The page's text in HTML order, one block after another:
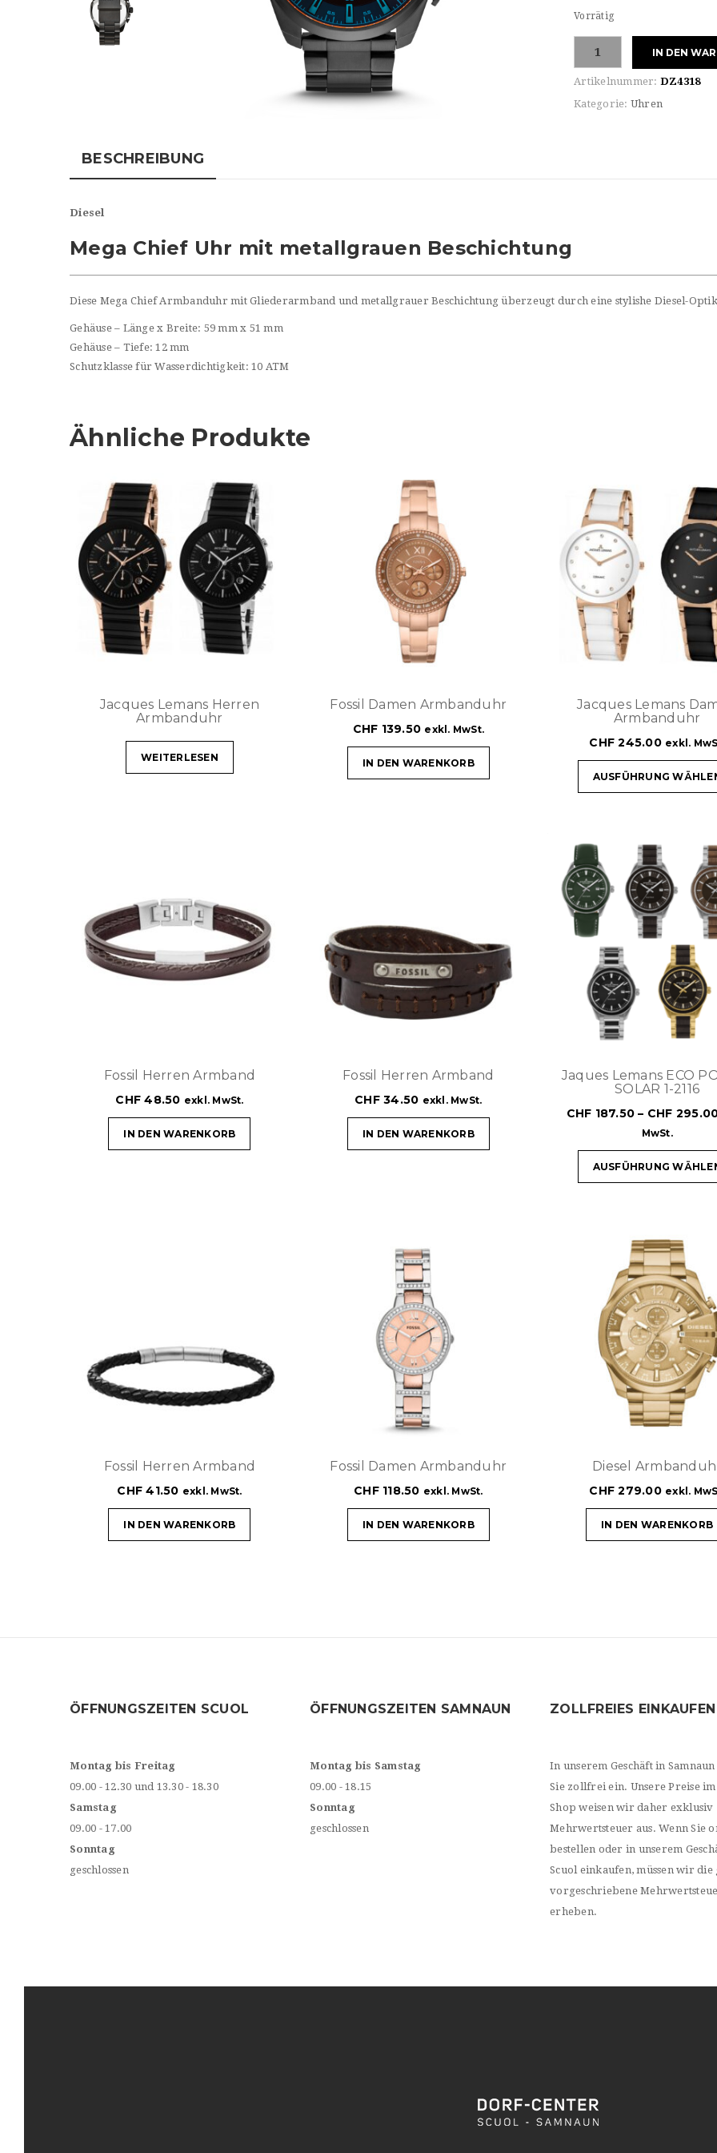
Vorrätig
Menge
IN DEN
Artikelnummer: DZ4318
Kategorie: Uhren
BESCHREIBUNG
Diesel
Mega Chief Uhr mit metallgrauen Beschichtung
Diese Mega Chief Armbanduhr mit Gliederarmband und metallgrauer Beschichtung überzeugt durch eine stylishe Diesel-
Gehäuse – Länge x Breite: 59 mm x 51 mm
Gehäuse – Tiefe: 12 mm
Schutzklasse für Wasserdichtigkeit: 10 ATM
Ähnliche Produkte
Jacques Lemans Herren
Armbanduhr
WEITERLESEN
Fossil Damen Armbanduhr
CHF 139.50 exkl. MwSt.
IN DEN WARENKORB
Jacques Lemans
Armbanduhr
CHF 245.00 exkl.
AUSFÜHRUNG
Fossil Herren Armband
CHF 48.50 exkl. MwSt.
IN DEN WARENKORB
Fossil Herren Armband
CHF34.50 exkl. MwSt.
IN DEN WARENKORB
Jaques Lemans ECO
SOLAR 1-2116
CHF 187.50 – CHF
MwSt.
AUSFÜHRUNG
Fossil Herren Armband
CHF 41.50 exkl. MwSt.
IN DEN WARENKORB
Fossil Damen Armbanduhr
CHF118.50 exkl. MwSt.
IN DEN WARENKORB
Diesel
CHF 279.00 exkl.
IN DEN WARENKORB
ÖFFNUNGSZEITEN SCUOL
Montag bis Freitag
09.00 - 12.30 und 13.30 - 18.30
Samstag
09.00 - 17.00
Sonntag
geschlossen
ÖFFNUNGSZEITEN SAMNAUN
Montag bis Samstag
09.00 - 18.15
Sonntag
geschlossen
ZOLLFREIES EINKAUFEN
In unserem Geschäft in
Sie zollfrei ein. Unsere Preise
Shop weisen wir daher exklusiv
Mehrwertsteuer aus. Wenn Sie
bestellen oder in unserem
Scuol einkaufen, müssen wir die
vorgeschriebene
erheben.